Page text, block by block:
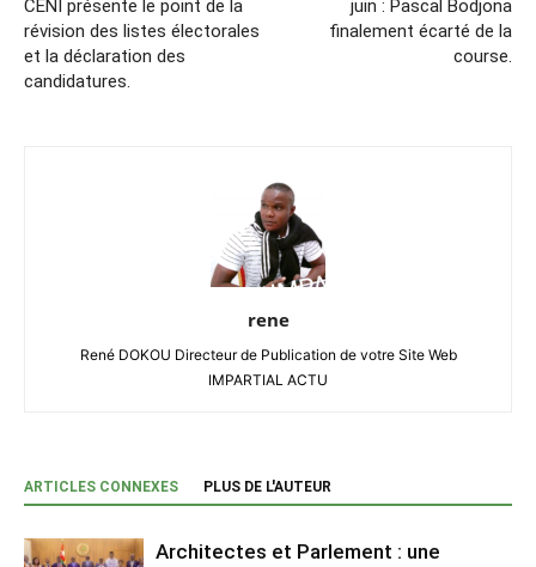
CENI présente le point de la
révision des listes électorales
et la déclaration des
candidatures.
juin : Pascal Bodjona
finalement écarté de la
course.
rene
René DOKOU Directeur de Publication de votre Site Web
IMPARTIAL ACTU
ARTICLES CONNEXES PLUS DE L'AUTEUR
Architectes et Parlement : une